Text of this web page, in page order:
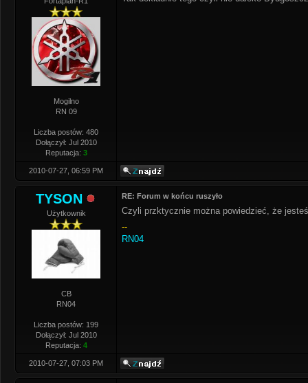
Mogilno
RN 09
Liczba postów: 480
Dołączył: Jul 2010
Reputacja: 3
2010-07-27, 06:59 PM
TYSON
Użytkownik
CB
RN04
Liczba postów: 199
Dołączył: Jul 2010
Reputacja: 4
RE: Forum w końcu ruszyło
Czyli przktycznie można powiedzieć, że
--
RN04
2010-07-27, 07:03 PM